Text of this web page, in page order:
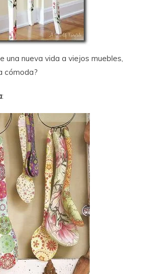
una nueva vida a viejos muebles,
cómoda?
: